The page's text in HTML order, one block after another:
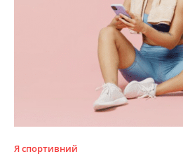
Я спортивний